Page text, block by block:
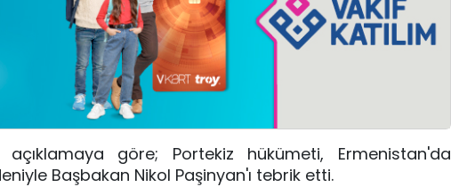
açıklamaya göre; Portekiz hükümeti, Ermenistan'da
Başbakan Nikol Paşinyan'ı tebrik etti.